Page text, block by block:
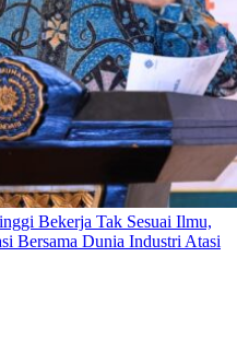
Bekerja Tak Sesuai Ilmu,
Bersama Dunia Industri Atasi